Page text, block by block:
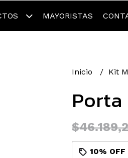
MAYORISTAS
Inicio Kit
10% OFF